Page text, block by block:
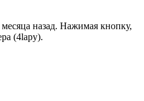
назад. Нажимая кнопку,
(4lapy).